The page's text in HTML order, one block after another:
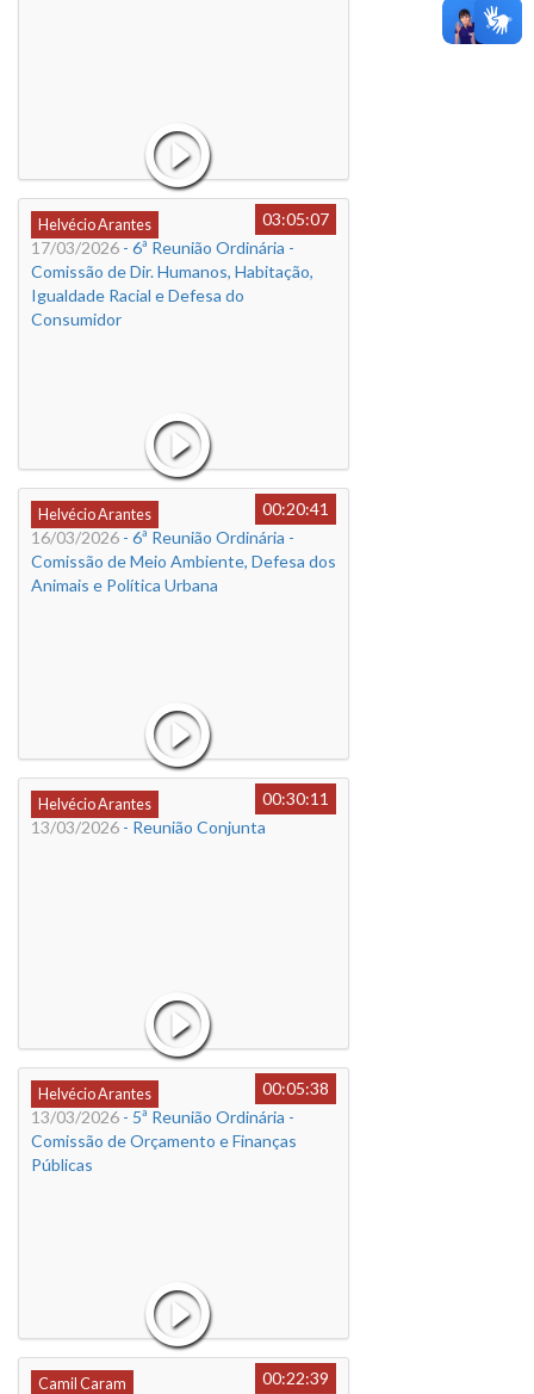
Helvécio Arantes
03:05:07
17/03/2026 - 6ª Reunião Ordinária -
Comissão de Dir. Humanos, Habitação,
Igualdade Racial e Defesa do
Consumidor
Helvécio Arantes
00:20:41
16/03/2026 - 6ª Reunião Ordinária -
Comissão de Meio Ambiente, Defesa dos
Animais e Política Urbana
Helvécio Arantes
00:30:11
13/03/2026 - Reunião Conjunta
Helvécio Arantes
00:05:38
13/03/2026 - 5ª Reunião Ordinária -
Comissão de Orçamento e Finanças
Públicas
Camil Caram
00:22:39